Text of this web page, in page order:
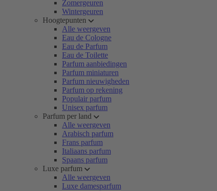
Zomergeuren
Wintergeuren
Hoogtepunten
Alle weergeven
Eau de Cologne
Eau de Parfum
Eau de Toilette
Parfum aanbiedingen
Parfum miniaturen
Parfum nieuwigheden
Parfum op rekening
Populair parfum
Unisex parfum
Parfum per land
Alle weergeven
Arabisch parfum
Frans parfum
Italiaans parfum
Spaans parfum
Luxe parfum
Alle weergeven
Luxe damesparfum